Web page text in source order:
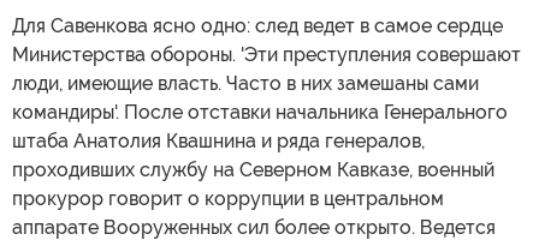
Для Савенкова ясно одно: след ведет в самое сердце
Министерства обороны. 'Эти преступления совершают
люди, имеющие власть. Часто в них замешаны сами
командиры'. После отставки начальника Генерального
штаба Анатолия Квашнина и ряда генералов,
проходивших службу на Северном Кавказе, военный
прокурор говорит о коррупции в центральном
аппарате Вооруженных сил более открыто. Ведется